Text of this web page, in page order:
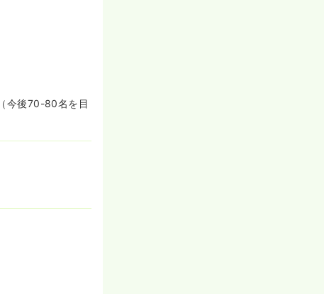
今後70-80名を目